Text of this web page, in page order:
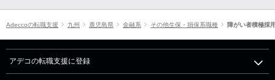
Adeccoの転職支援 九州 鹿児島県 金融系 その他生保・損保系職種 障がい者積極採
アデコの転職支援に登録